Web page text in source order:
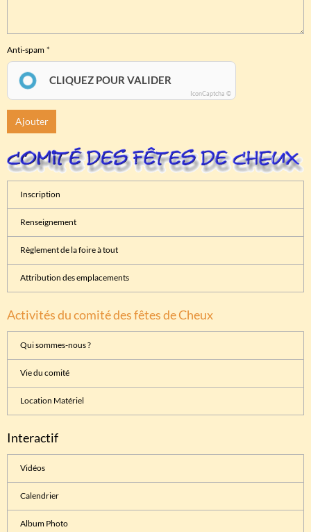
Anti-spam
CLIQUEZ POUR VALIDER
IconCaptcha ©
Ajouter
Inscription
Renseignement
Règlement de la foire à tout
Attribution des emplacements
Activités du comité des fêtes de Cheux
Qui sommes-nous ?
Vie du comité
Location Matériel
Interactif
Vidéos
Calendrier
Album Photo